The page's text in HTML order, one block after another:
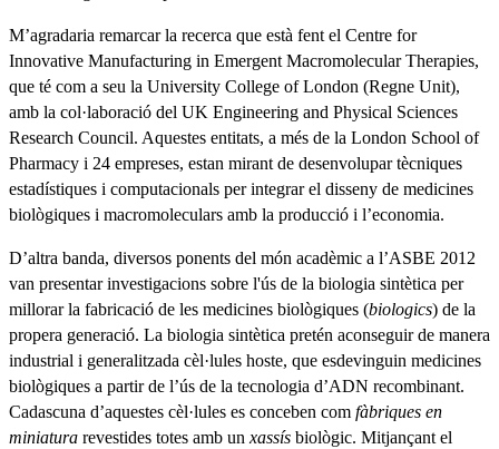
M’agradaria remarcar la recerca que està fent el Centre for
Innovative Manufacturing in Emergent Macromolecular Therapies,
que té com a seu la University College of London (Regne Unit),
amb la col·laboració del UK Engineering and Physical Sciences
Research Council. Aquestes entitats, a més de la London School of
Pharmacy i 24 empreses, estan mirant de desenvolupar tècniques
estadístiques i computacionals per integrar el disseny de medicines
biològiques i macromoleculars amb la producció i l’economia.
D’altra banda, diversos ponents del món acadèmic a l’ASBE 2012
van presentar investigacions sobre l'ús de la biologia sintètica per
millorar la fabricació de les medicines biològiques (biologics) de la
propera generació. La biologia sintètica pretén aconseguir de manera
industrial i generalitzada cèl·lules hoste, que esdevinguin medicines
biològiques a partir de l’ús de la tecnologia d’ADN recombinant.
Cadascuna d’aquestes cèl·lules es conceben com fàbriques en
miniatura revestides totes amb unxassís biològic. Mitjançant el